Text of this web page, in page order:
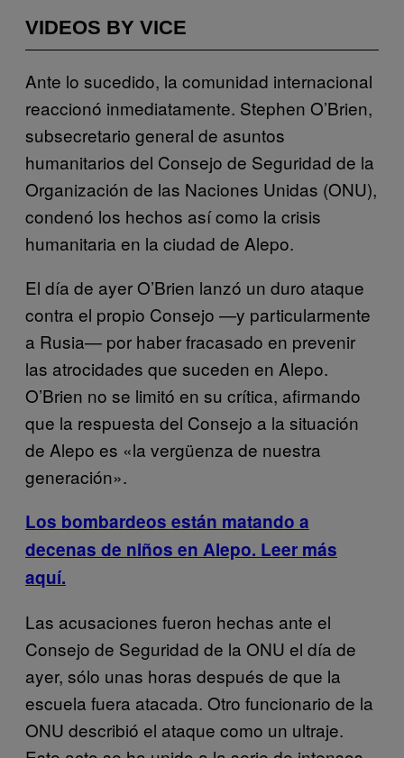
VIDEOS BY VICE
Ante lo sucedido, la comunidad internacional
reaccionó inmediatamente. Stephen O’Brien,
subsecretario general de asuntos
humanitarios del Consejo de Seguridad de la
Organización de las Naciones Unidas (ONU),
condenó los hechos así como la crisis
humanitaria en la ciudad de Alepo.
El día de ayer O’Brien lanzó un duro ataque
contra el propio Consejo —y particularmente
a Rusia— por haber fracasado en prevenir
las atrocidades que suceden en Alepo.
O’Brien no se limitó en su crítica, afirmando
que la respuesta del Consejo a la situación
de Alepo es «la vergüenza de nuestra
generación».
Los bombardeos están matando a
decenas de niños en Alepo. Leer más
aquí.
Las acusaciones fueron hechas ante el
Consejo de Seguridad de la ONU el día de
ayer, sólo unas horas después de que la
escuela fuera atacada. Otro funcionario de la
ONU describió el ataque como un ultraje.